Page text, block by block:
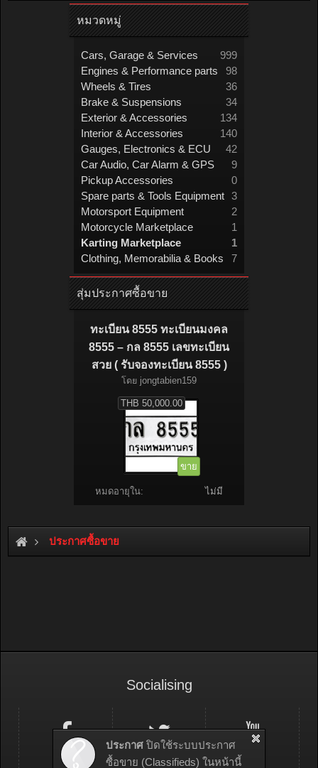
ประกาศ ปิดใช้ระบบประกาศ
ซื้อขาย (Classifieds) ในหน้านี้
หมวดหมู่
Cars, Garage & Services
999
Engines & Performance parts
98
Wheels & Tires
36
Brake & Suspensions
34
Exterior & Accessories
134
Interior & Accessories
140
Gauges, Electronics & ECU
42
Car Audio, Car Alarm & GPS
9
Pickup Accessories
0
Spare parts & Tools Equipment 3
Motorsport Equipment
2
Motorcycle Marketplace
1
Karting Marketplace
1
Clothing, Memorabilia & Books
7
สุ่มประกาศซื้อขาย
ทะเบียน 8555 ทะเบียนมงคล
8555 – กล 8555 เลขทะเบียน
สวย ( รับจองทะเบียน 8555 )
โดย jongtabien159
ขาย
THB 50,000.00
หมดอายุใน: ไม่มี
ประกาศซื้อขาย
Socialising